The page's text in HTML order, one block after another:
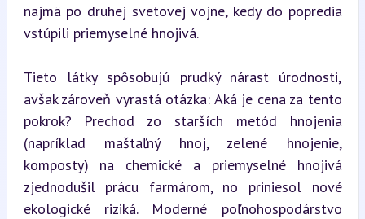
najmä po druhej svetovej vojne, kedy do popredia
vstúpili priemyselné hnojivá.
Tieto látky spôsobujú prudký nárast úrodnosti,
avšak zároveň vyrastá otázka: Aká je cena za tento
pokrok? Prechod zo starších metód hnojenia
(napríklad maštaľný hnoj, zelené hnojenie,
komposty) na chemické a priemyselné hnojivá
zjednodušil prácu farmárom, no priniesol nové
ekologické riziká. Moderné poľnohospodárstvo